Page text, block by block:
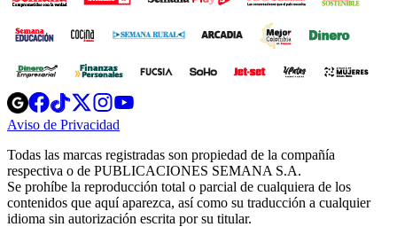
Opens
in
new
Opens
in
new
Opens
in
new
window
Opens
new
windowwindow
Aviso de Privacidad
new
window
Todas las marcas registradas son propiedad de la compañía
respectiva o de PUBLICACIONES SEMANA S.A.
Se prohíbe la reproducción total o parcial de cualquiera de los
contenidos que aquí aparezca, así como su traducción a cualquier
idioma sin autorización escrita por su titular.